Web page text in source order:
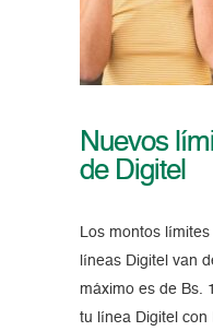
Nuevos
de Digitel
Los montos
líneas Digitel van
máximo es de Bs.
tu línea Digitel con